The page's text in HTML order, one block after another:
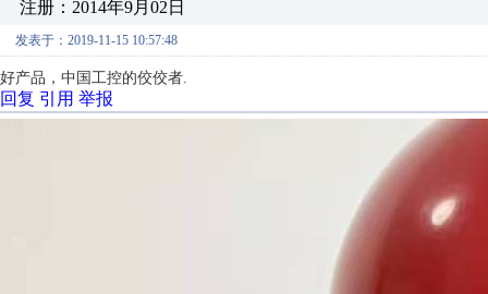
注册：2014年9月02日
发表于：2019-11-15 10:57:48
好产品，中国工控的佼佼者.
回复 引用 举报